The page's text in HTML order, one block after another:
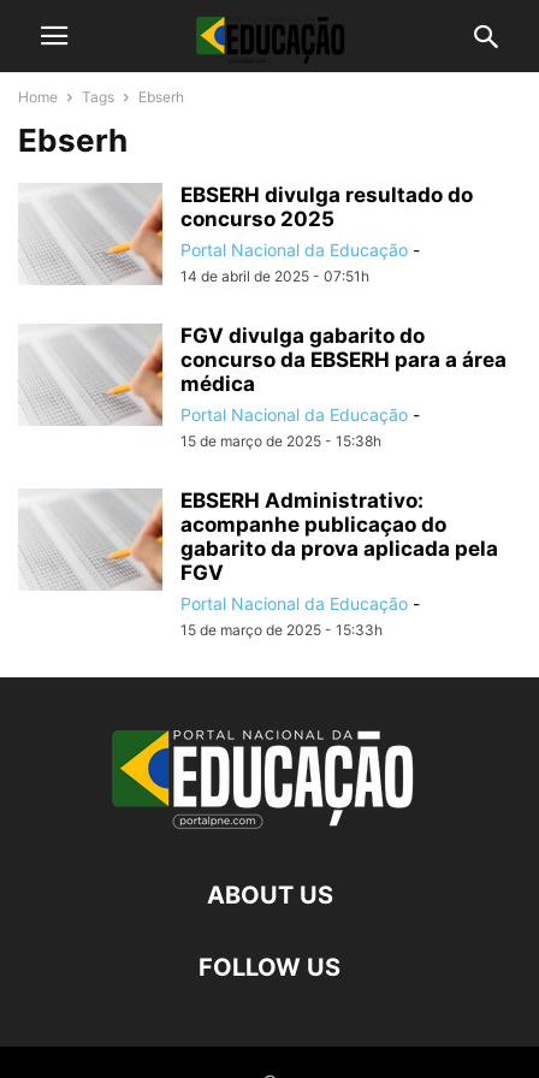
Home Tags Ebserh
Ebserh
EBSERH divulga resultado do
concurso 2025
Portal Nacional da Educação -
14 de abril de 2025 - 07:51h
FGV divulga gabarito do
concurso da EBSERH para a área
médica
Portal Nacional da Educação -
15 de março de 2025 - 15:38h
EBSERH Administrativo:
acompanhe publicaçao do
gabarito da prova aplicada pela
FGV
Portal Nacional da Educação -
15 de março de 2025 - 15:33h
ABOUT US
FOLLOW US